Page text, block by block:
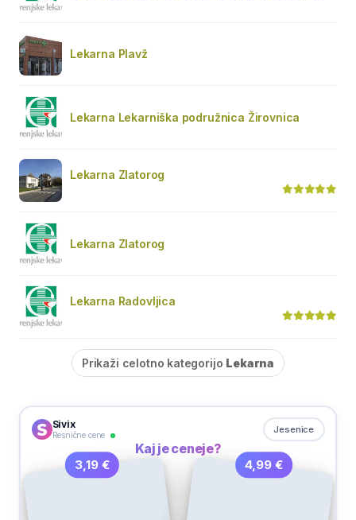
Lekarna Plavž
Lekarna Lekarniška podružnica Žirovnica
Lekarna Zlatorog
Lekarna Zlatorog
Lekarna Radovljica
Prikaži celotno kategorijo Lekarna
Sivix
Resnične cene
Jesenice
Kaj je ceneje?
3,19 € 4,99 €